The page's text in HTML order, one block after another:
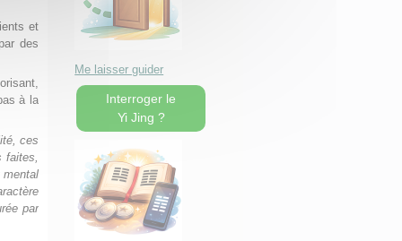
et
des
à la
ces
mental
par
Me laisser guider
Interroger le
Yi Jing ?